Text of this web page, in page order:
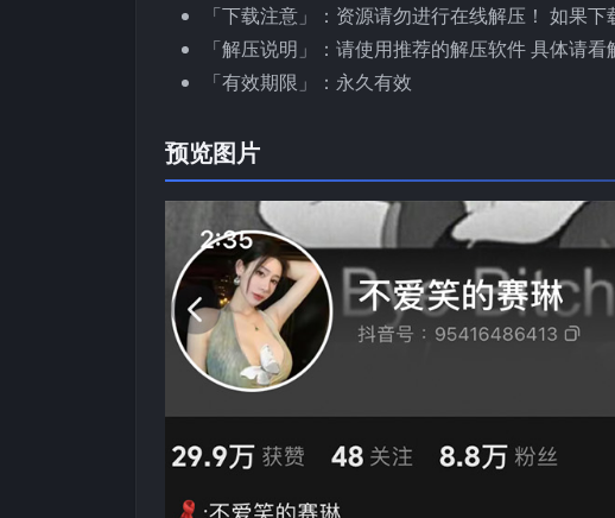
「下载注意」：资源请勿进行在线解压！ 如果
「解压说明」：请使用推荐的解压软件 具体请
「有效期限」：永久有效
预览图片